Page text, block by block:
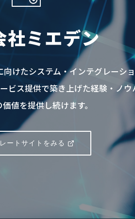
社ミエデン
けたシステム・インテグレーシ
ビス提供で築き上げた経験・ノ
値を提供し続けます。
ートサイトをみる